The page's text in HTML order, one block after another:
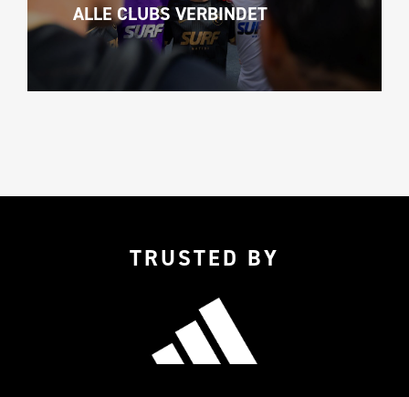
ALLE CLUBS VERBINDET
TRUSTED BY